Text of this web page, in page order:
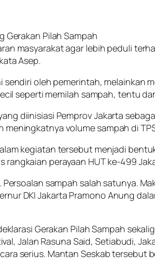
Gerakan Pilah Sampah
masyarakat agar lebih peduli
Asep.
oleh pemerintah, melainkan
seperti memilah sampah, tentu
diinisiasi Pemprov Jakarta
volume sampah di
kegiatan tersebut menjadi
perayaan HUT ke-499
sampah salah satunya.
DKI Jakarta Pramono Anung
Gerakan Pilah Sampah
Jalan Rasuna Said, Setiabudi,
serius. Mantan Seskab tersebut